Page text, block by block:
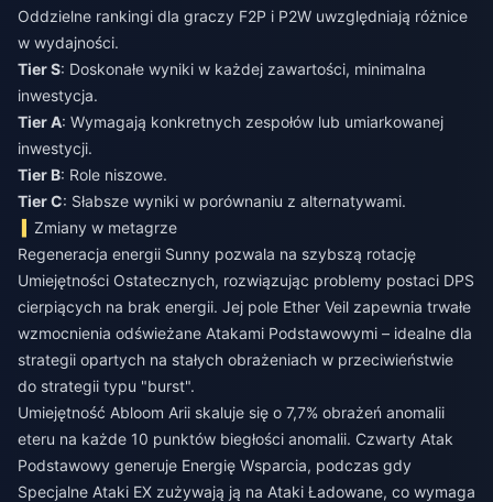
Oddzielne rankingi dla graczy F2P i P2W uwzględniają różnice
w wydajności.
Tier S: Doskonałe wyniki w każdej zawartości, minimalna
inwestycja.
Tier A: Wymagają konkretnych zespołów lub umiarkowanej
inwestycji.
Tier B: Role niszowe.
Tier C: Słabsze wyniki w porównaniu z alternatywami.
Zmiany w metagrze
Regeneracja energii Sunny pozwala na szybszą rotację
Umiejętności Ostatecznych, rozwiązując problemy postaci DPS
cierpiących na brak energii. Jej pole Ether Veil zapewnia trwałe
wzmocnienia odświeżane Atakami Podstawowymi – idealne dla
strategii opartych na stałych obrażeniach w przeciwieństwie
do strategii typu "burst".
Umiejętność Abloom Arii skaluje się o 7,7% obrażeń anomalii
eteru na każde 10 punktów biegłości anomalii. Czwarty Atak
Podstawowy generuje Energię Wsparcia, podczas gdy
Specjalne Ataki EX zużywają ją na Ataki Ładowane, co wymaga